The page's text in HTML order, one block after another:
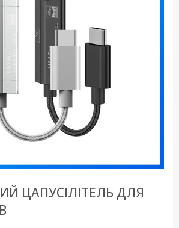
ЦАПУСІЛІТЕЛЬ ДЛЯ